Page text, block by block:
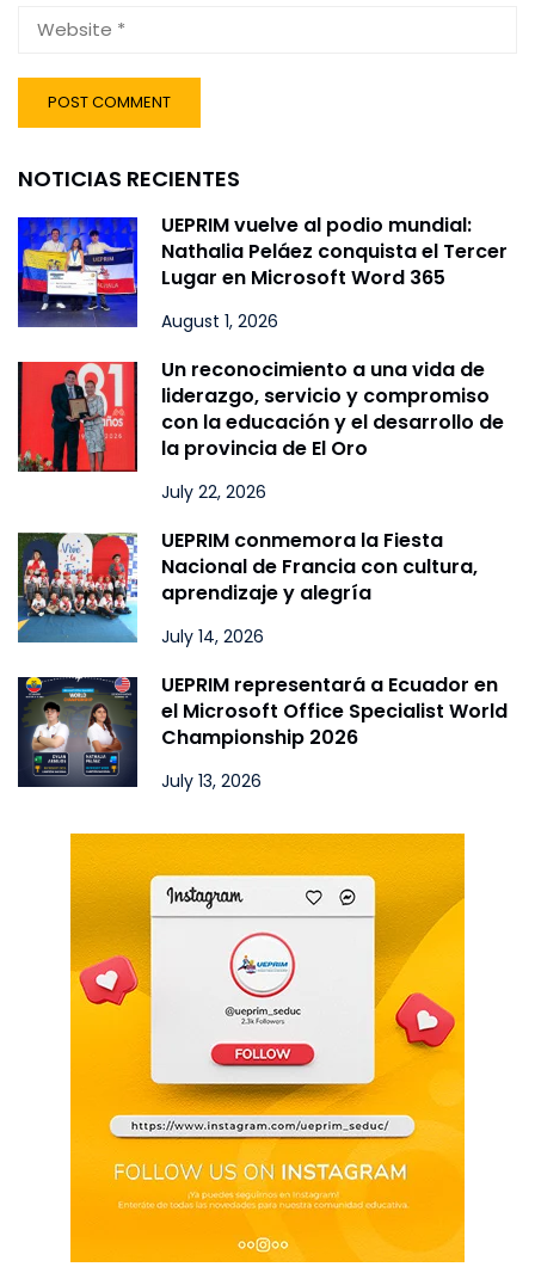
NOTICIAS RECIENTES
UEPRIM vuelve al podio mundial:
Nathalia Peláez conquista el Tercer
Lugar en Microsoft Word 365
August 1, 2026
Un reconocimiento a una vida de
liderazgo, servicio y compromiso
con la educación y el desarrollo de
la provincia de El Oro
July 22, 2026
UEPRIM conmemora la Fiesta
Nacional de Francia con cultura,
aprendizaje y alegría
July 14, 2026
UEPRIM representará a Ecuador en
el Microsoft Office Specialist World
Championship 2026
July 13, 2026